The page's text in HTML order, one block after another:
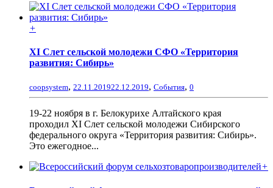
+
XI Слет сельской молодежи СФО «Территория
развития: Сибирь»
coopsystem, 22.11.201922.12.2019, События, 0
19-22 ноября в г. Белокурихе Алтайского края
проходил XI Слет сельской молодежи Сибирского
федерального округа «Территория развития: Сибирь».
Это ежегодное...
+